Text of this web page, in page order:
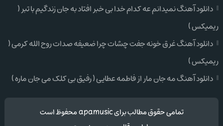
دانلود آهنگ نمیدانم عه کدام خدا بی خبر افتاد به جان زندگیم با تبر (
ریمیکس )
دانلود آهنگ غرق خونه جفت چشات چرا ضعیفه صدات روح الله کرمی (
ریمیکس )
دانلود آهنگ مه جان مار از فاطمه عطایی ( رفیق بی کلک می جان ماره )
تمامی حقوق مطالب برای apamusic محفوظ است